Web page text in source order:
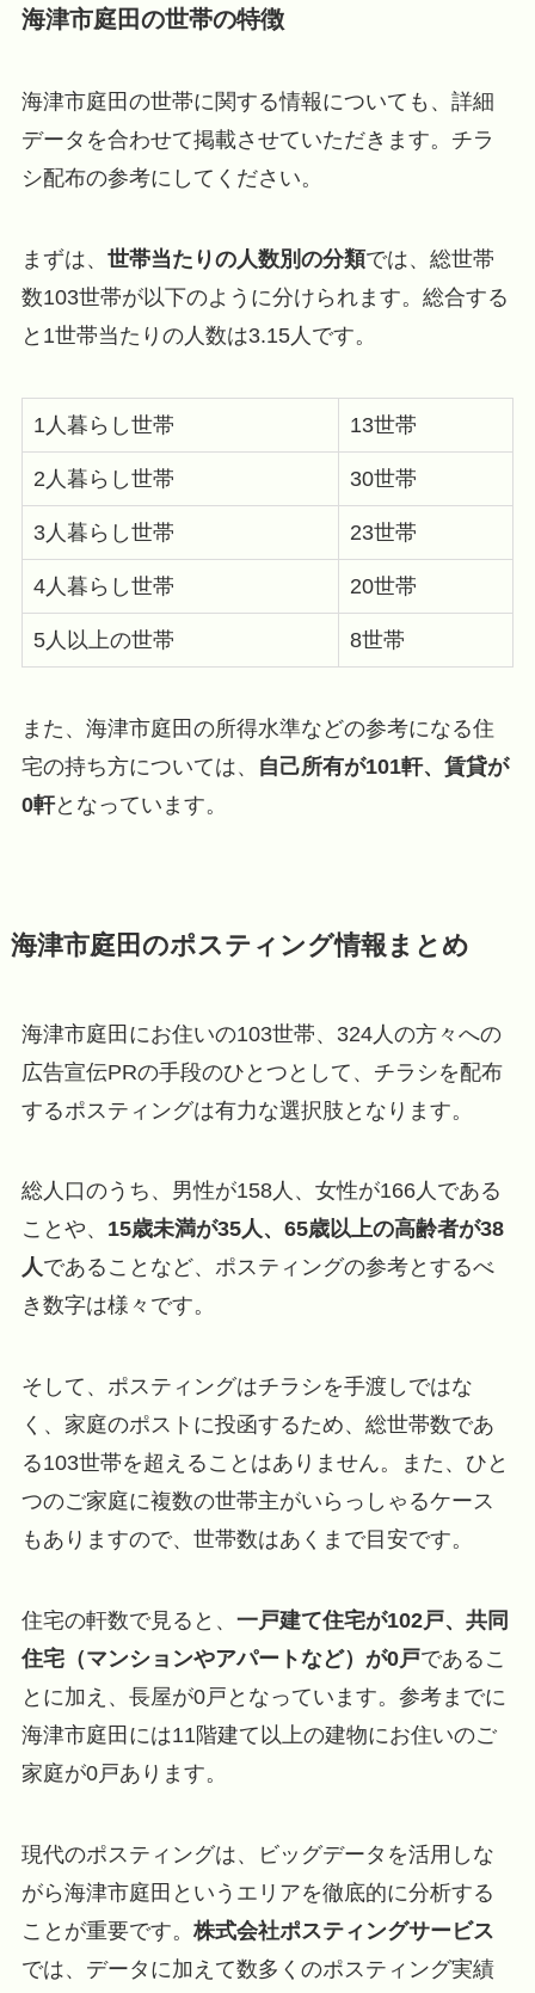
海津市庭田の世帯の特徴
海津市庭田の世帯に関する情報についても、詳細
データを合わせて掲載させていただきます。チラ
シ配布の参考にしてください。
まずは、 世帯当たりの人数別の分類では、総世帯
数103世帯が以下のように分けられます。総合する
と1世帯当たりの人数は3.15人です。
1人暮らし世帯 13世帯
2人暮らし世帯 30世帯
3人暮らし世帯 23世帯
4人暮らし世帯 20世帯
5人以上の世帯 8世帯
また、海津市庭田の所得水準などの参考になる住
宅の持ち方については、
自己所有が101軒、賃貸が
0軒となっています。
海津市庭田のポスティング情報まとめ
海津市庭田にお住いの103世帯、324人の方々への
広告宣伝PRの手段のひとつとして、チラシを配布
するポスティングは有力な選択肢となります。
総人口のうち、男性が158人、女性が166人である
ことや、 15歳未満が35人、65歳以上の高齢者が38
人であることなど、ポスティングの参考とするべ
き数字は様々です。
そして、ポスティングはチラシを手渡しではな
く、家庭のポストに投函するため、総世帯数であ
る103世帯を超えることはありません。また、ひと
つのご家庭に複数の世帯主がいらっしゃるケース
もありますので、世帯数はあくまで目安です。
住宅の軒数で見ると、 一戸建て住宅が102戸、共同
住宅（マンションやアパートなど）が0戸であるこ
とに加え、長屋が0戸となっています。参考までに
海津市庭田には11階建て以上の建物にお住いのご
家庭が0戸あります。
現代のポスティングは、ビッグデータを活用しな
がら海津市庭田というエリアを徹底的に分析する
ことが重要です。 株式会社ポスティングサービス
では、データに加えて数多くのポスティング実績